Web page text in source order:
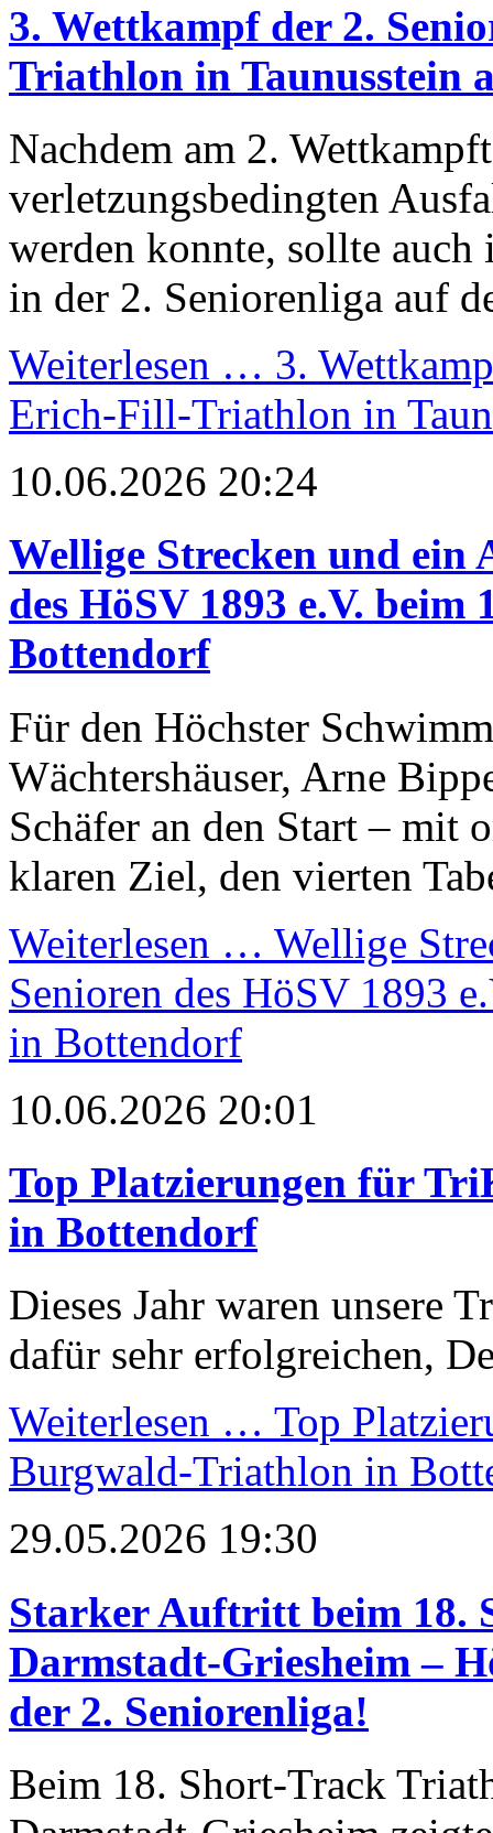
3. Wettkampf der 2.
Triathlon in Taunusstein
Nachdem am 2.
verletzungsbedingten
werden konnte, sollte auch
in der 2. Seniorenliga auf
Weiterlesen … 3.
Erich-Fill-Triathlon in
10.06.2026 20:24
Wellige Strecken und ein
des HöSV 1893 e.V.
Bottendorf
Für den Höchster
Wächtershäuser, Arne
Schäfer an den Start – mit
klaren Ziel, den vierten
Weiterlesen … Wellige
Senioren des HöSV 1893
in Bottendorf
10.06.2026 20:01
Top Platzierungen für
in Bottendorf
Dieses Jahr waren unsere
dafür sehr erfolgreichen,
Weiterlesen … Top
Burgwald-Triathlon in
29.05.2026 19:30
Starker Auftritt beim 18.
Darmstadt-Griesheim –
der 2. Seniorenliga!
Beim 18. Short-Track